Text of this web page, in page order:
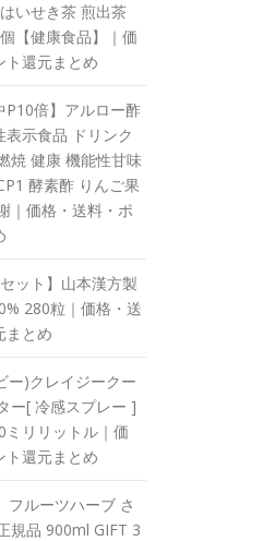
いせき茶 煎出茶
【健康食品】｜価
ト還元まとめ
P10倍】アルロー酢
示食品 ドリンク
焼 健康 機能性甘味
酵素酢 りんご果
｜価格・送料・ポ
ット】山本漢方製
280粒｜価格・送
まとめ
ー)クレイジークー
ー[ 冷感スプレー ]
ミリリットル｜価
ト還元まとめ
フルーツハーブ さ
規品 900ml GIFT 3